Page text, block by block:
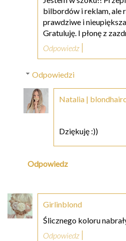
bilbordów i reklam, ale
prawdziwe i
Gratuluję. I płonę z
Odpowiedz
Odpowiedzi
Natalia |
Dziękuję :))
Odpowiedz
Girlinblond
Ślicznego koloru
Odpowiedz